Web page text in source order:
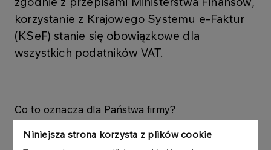
Niniejsza strona korzysta z plików cookie
korzystanie z Krajowego Systemu e-Faktur
(KSeF) stanie się obowiązkowe dla
wszystkich podatników VAT.
Co to oznacza dla Państwa firmy?
Faktury za usługi ORLEN Laboratorium S.A.